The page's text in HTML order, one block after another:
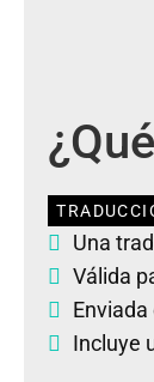
Una
Válida
Incluye